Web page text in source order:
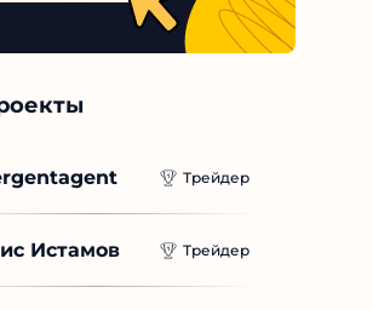
Трейдер
Истамов Трейдер